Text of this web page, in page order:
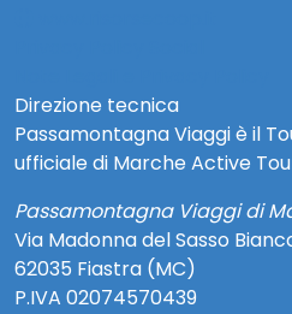
Direzione tecnica
Passamontagna Viaggi è il
ufficiale di Marche Active
Passamontagna Viaggi di
Via Madonna del Sasso
62035 Fiastra (MC)
P.IVA 02074570439